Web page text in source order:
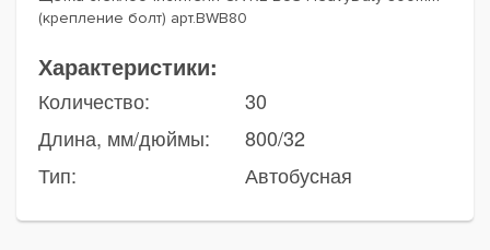
(крепление болт) арт.BWB80
Характеристики:
Количество:
30
Длина, мм/дюймы:
800/32
Тип:
Автобусная